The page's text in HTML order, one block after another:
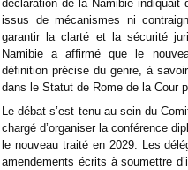
déclaration de la Namibie
issus de mécanismes ni
garantir la clarté et la sécurité
Namibie a affirmé que le
définition précise du genre, à
dans le Statut de Rome de la Cour
Le débat s’est tenu au sein du
chargé d’organiser la conférence
le nouveau traité en 2029. Les
amendements écrits à soumettre